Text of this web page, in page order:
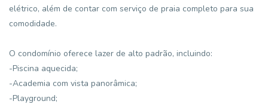
elétrico, além de contar com serviço de praia completo para sua
comodidade.
O condomínio oferece lazer de alto padrão, incluindo:
-Piscina aquecida;
-Academia com vista panorâmica;
-Playground;